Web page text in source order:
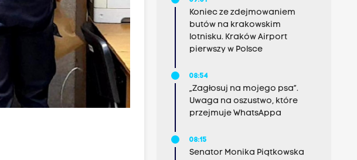
Koniec ze zdejmowaniem
butów na krakowskim
lotnisku. Kraków Airport
pierwszy w Polsce
08:54
„Zagłosuj na mojego psa”.
Uwaga na oszustwo, które
przejmuje WhatsAppa
08:15
Senator Monika Piątkowska